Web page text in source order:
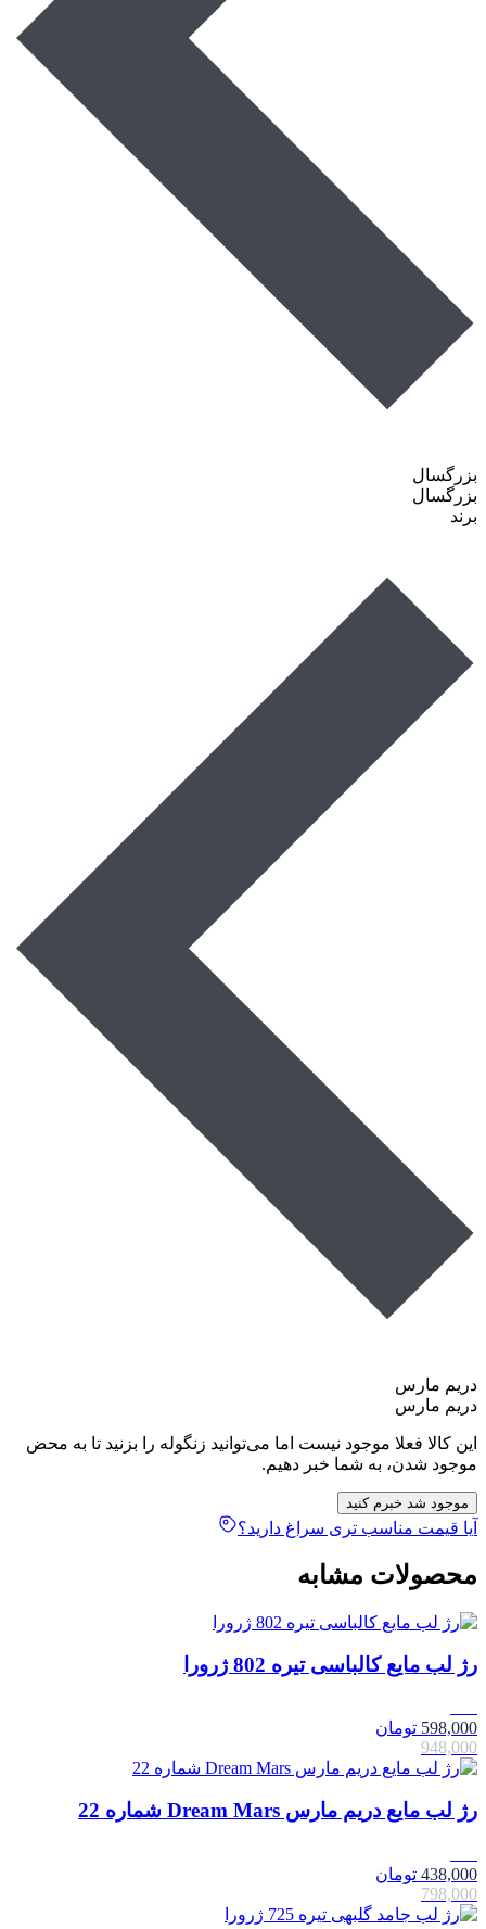
بزرگسال
بزرگسال
برند
دریم مارس
دریم مارس
این کالا فعلا موجود نیست اما می‌توانید زنگوله را بزنید تا به محض
موجود شدن، به شما خبر دهیم.
موجود شد خبرم کنید
آیا قیمت مناسب تری سراغ دارید؟
محصولات مشابه
رژ لب مایع کالباسی تیره 802 ژرورا
598,000 تومان
948,000
رژ لب مایع دریم مارس Dream Mars شماره 22
438,000 تومان
798,000